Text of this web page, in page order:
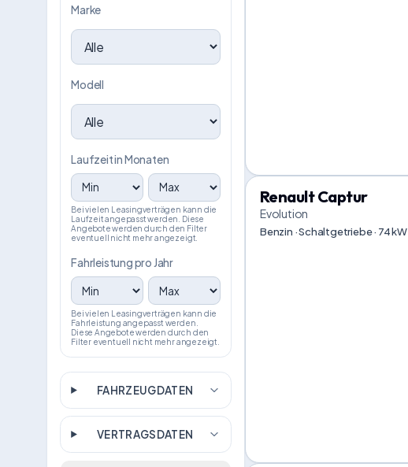
Marke
Modell
Laufzeit in Monaten
Bei vielen Leasingverträgen kann die
Laufzeit angepasst werden. Diese
Angebote werden durch den Filter
eventuell nicht mehr angezeigt.
Fahrleistung pro Jahr
Bei vielen Leasingverträgen kann die
Fahrleistung angepasst werden.
Diese Angebote werden durch den
Filter eventuell nicht mehr angezeigt.
FAHRZEUGDATEN
VERTRAGSDATEN
Renault Captur
Evolution
Benzin · Schaltgetriebe · 74 kW